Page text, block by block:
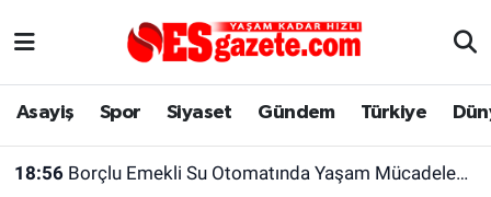
Asayiş Spor Siyaset Gündem Türkiye
18:56 Borçlu Emekli Su Otomatında Yaşam Mücadelesi Veriyor
Asayiş
Yaşam
Eskişehir Nöbetçi Eczaneler